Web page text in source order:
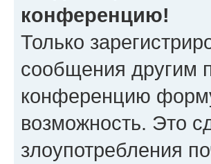
конференцию!
Только
сообщения другим
конференцию
возможность. Это
злоупотребления